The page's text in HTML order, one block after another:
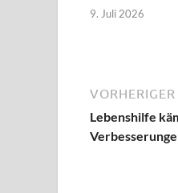
9. Juli 2026
VORHERIGER
Lebenshilfe